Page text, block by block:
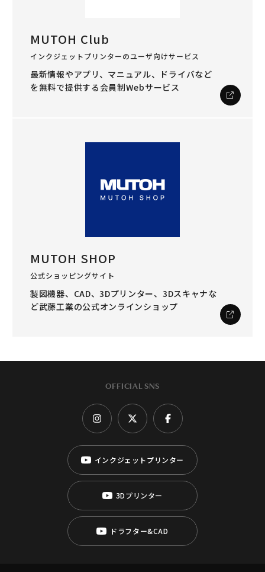
MUTOH Club
インクジェットプリンターのユーザ向けサービス
最新情報やアプリ、マニュアル、ドライバなど
を無料で提供する会員制Webサービス
MUTOH SHOP
公式ショッピングサイト
製図機器、CAD、3Dプリンター、3Dスキャナな
ど武藤工業の公式オンラインショップ
OFFICIAL SNS
インクジェットプリンター
3Dプリンター
ドラフター&CAD